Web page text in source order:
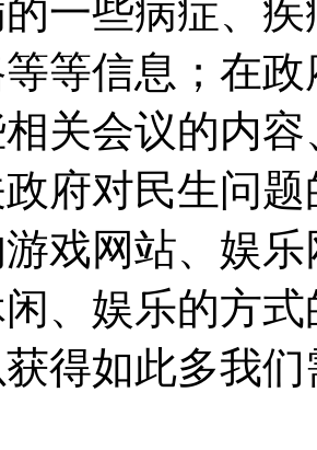
一些病症、
等信息；在
关会议的内
府对民生问
戏网站、娱
、娱乐的方
得如此多我